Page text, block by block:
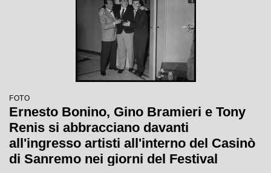
FOTO
Ernesto Bonino, Gino Bramieri e Tony
Renis si abbracciano davanti
all'ingresso artisti all'interno del Casinò
di Sanremo nei giorni del Festival